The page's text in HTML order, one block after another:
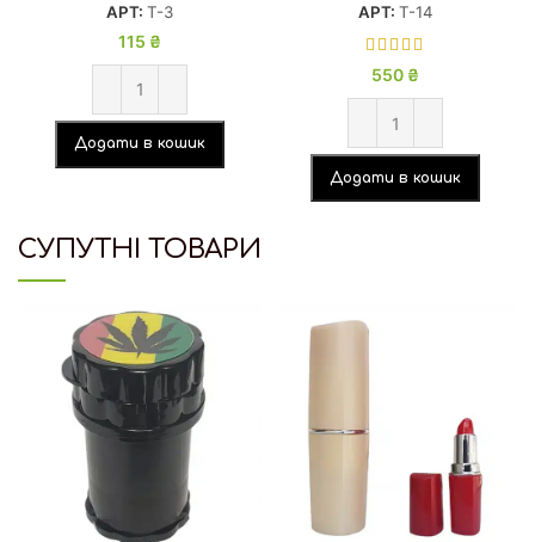
АРТ: Т-3
115 ₴
Додати в кошик
АРТ: Т-14
550 ₴
Додати в кошик
СУПУТНІ ТОВАРИ